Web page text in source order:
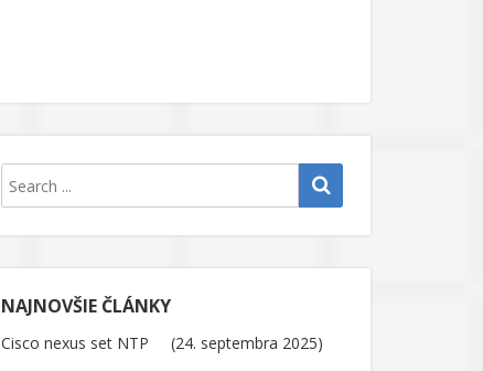
NAJNOVŠIE ČLÁNKY
Cisco nexus set NTP
24. septembra 2025